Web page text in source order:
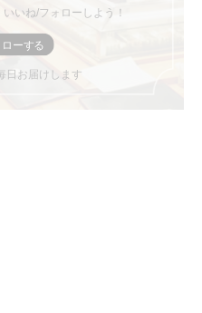
いいね/フォローしよう！
日お届けします